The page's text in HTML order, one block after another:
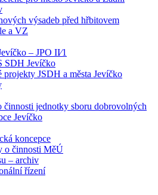
výsadeb před hřbitovem
a VZ
– JPO II⁄1
SDH Jevíčko
projekty JSDH a města Jevíčko
činnosti jednotky sboru dobrovolných
Jevíčko
koncepce
o činnosti MěÚ
– archiv
řízení